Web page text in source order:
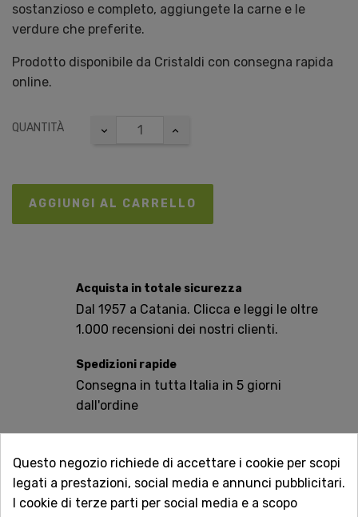
sostanzioso e completo, aggiungete la carne e le
verdure che preferite.
Prodotto disponibile da Cristaldi con consegna rapida
online.
QUANTITÀ
AGGIUNGI AL CARRELLO
Acquista in totale sicurezza
Dal 1957 a Catania. Clicca e leggi le oltre
1.000 recensioni dei nostri clienti.
Spedizioni rapide
Consegna in tutta Italia in 5 giorni
dall'ordine
Contattaci online oppure chiama per
qualsiasi informazione.
Questo negozio richiede di accettare i cookie per scopi
legati a prestazioni, social media e annunci pubblicitari.
I cookie di terze parti per social media e a scopo